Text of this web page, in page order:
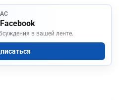
в вашей ленте.